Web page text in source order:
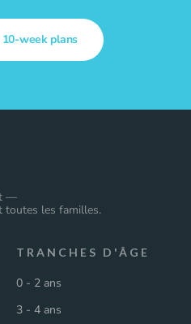
week plans
—
toutes les familles.
TRANCHES D'ÂGE
0 - 2 ans
3 - 4 ans